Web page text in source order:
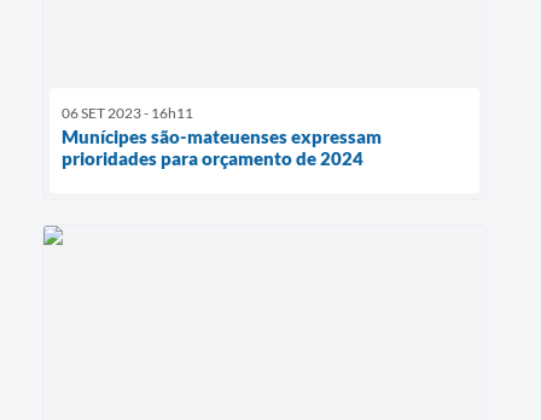
06 SET 2023 - 16h11
Munícipes são-mateuenses expressam
prioridades para orçamento de 2024